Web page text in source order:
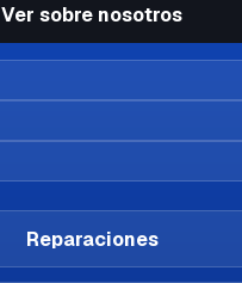
Ver sobre nosotros
Reparaciones